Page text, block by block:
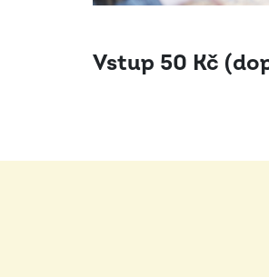
Vstup 50 Kč